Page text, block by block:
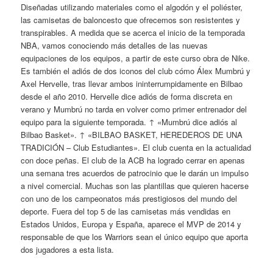
Diseñadas utilizando materiales como el algodón y el poliéster,
las camisetas de baloncesto que ofrecemos son resistentes y
transpirables. A medida que se acerca el inicio de la temporada
NBA, vamos conociendo más detalles de las nuevas
equipaciones de los equipos, a partir de este curso obra de Nike.
Es también el adiós de dos iconos del club cómo Álex Mumbrú y
Axel Hervelle, tras llevar ambos ininterrumpidamente en Bilbao
desde el año 2010. Hervelle dice adiós de forma discreta en
verano y Mumbrú no tarda en volver como primer entrenador del
equipo para la siguiente temporada. ↑ «Mumbrú dice adiós al
Bilbao Basket». ↑ «BILBAO BASKET, HEREDEROS DE UNA
TRADICIÓN – Club Estudiantes». El club cuenta en la actualidad
con doce peñas. El club de la ACB ha logrado cerrar en apenas
una semana tres acuerdos de patrocinio que le darán un impulso
a nivel comercial. Muchas son las plantillas que quieren hacerse
con uno de los campeonatos más prestigiosos del mundo del
deporte. Fuera del top 5 de las camisetas más vendidas en
Estados Unidos, Europa y España, aparece el MVP de 2014 y
responsable de que los Warriors sean el único equipo que aporta
dos jugadores a esta lista.